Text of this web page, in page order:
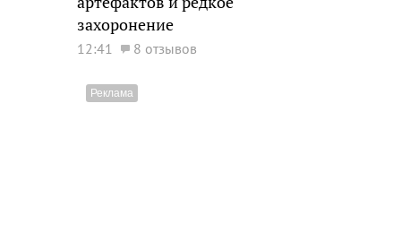
захоронение
12:41 8 отзывов